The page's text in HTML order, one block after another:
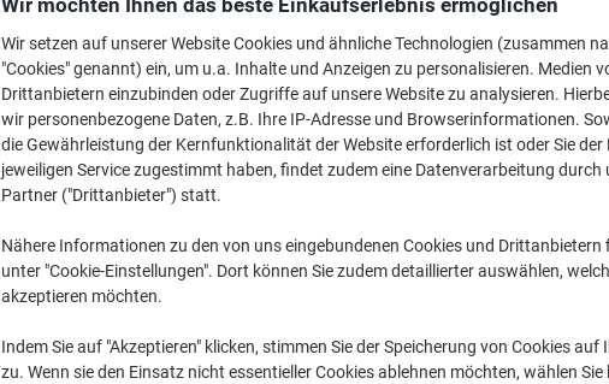
CHF 34.45 pro Pack
CHF 37.24 inkl. MwSt
Menge exkl. MwSt
1Pack CHF 36.45
3+ Pack CHF 34.45
Menge
Wir möchten Ihnen das beste Einkaufserlebnis ermöglichen
Wir setzen auf unserer Website Cookies und ähnliche Technologien (zusammen
"Cookies" genannt) ein, um u.a. Inhalte und Anzeigen zu personalisieren. Medien
Drittanbietern einzubinden oder Zugriffe auf unsere Website zu analysieren.
wir personenbezogene Daten, z.B. Ihre IP-Adresse und Browserinformationen.
die Gewährleistung der Kernfunktionalität der Website erforderlich ist oder Sie der
jeweiligen Service zugestimmt haben, findet zudem eine Datenverarbeitung durch
Partner ("Drittanbieter") statt.
Nähere Informationen zu den von uns eingebundenen Cookies und Drittanbietern
unter "Cookie-Einstellungen". Dort können Sie zudem detaillierter auswählen,
akzeptieren möchten.
Indem Sie auf "Akzeptieren" klicken, stimmen Sie der Speicherung von Cookies auf
zu. Wenn sie den Einsatz nicht essentieller Cookies ablehnen möchten, wählen Sie